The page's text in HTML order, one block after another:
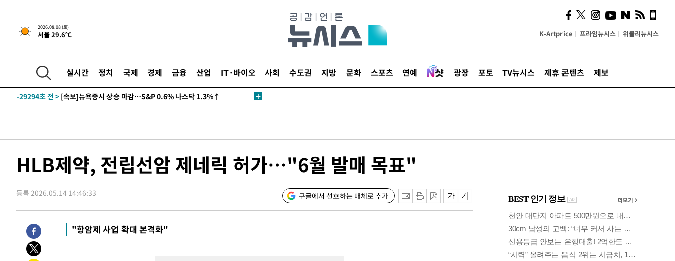
2026.08.08 (토)
서울 29.6℃ K-Artprice 프라임뉴시스 위클리뉴시스
실시간 정치 국제 경제 금융 산업 IT·바이오 사회 수도권 지방 문화 스포츠 연예 광장 포토 TV뉴시스 제휴 콘텐츠 제보
-29294초 전 > [속보]뉴욕증시 상승 마감…S&P 0.6% 나스닥 1.3%↑
HLB제약, 전립선암 제네릭 허가…"6월 발매 목표"
등록 2026.05.14 14:46:33 구글에서 선호하는 매체로 추가
"항암제 사업 확대 본격화"
시, 스마트폰 액세서리에
NFC 더했다